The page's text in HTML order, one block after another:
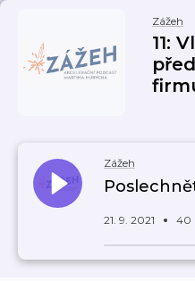
Zážeh
11:
Zážeh
21. 9. 2021 40